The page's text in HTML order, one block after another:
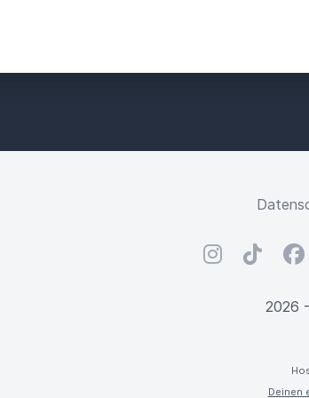
InstagramTikTok
2026
Deinen